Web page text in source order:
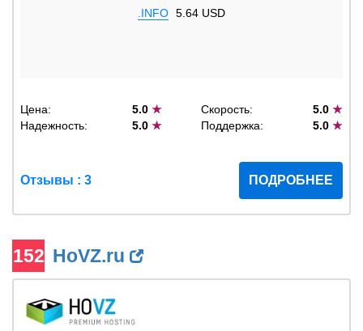
.INFO 5.64 USD
Цена: 5.0★ Скорость: 5.0 ★
Надежность:
5.0★ Поддержка: 5.0 ★
Отзывы : 3 ПОДРОБНЕЕ
152 HoVZ.ru